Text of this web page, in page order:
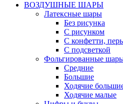
ВОЗДУШНЫЕ ШАРЫ
Латексные шары
Без рисунка
С рисунком
С конфетти,
С подсветкой
Фольгированные
Средние
Большие
Ходячие
Ходячие малые